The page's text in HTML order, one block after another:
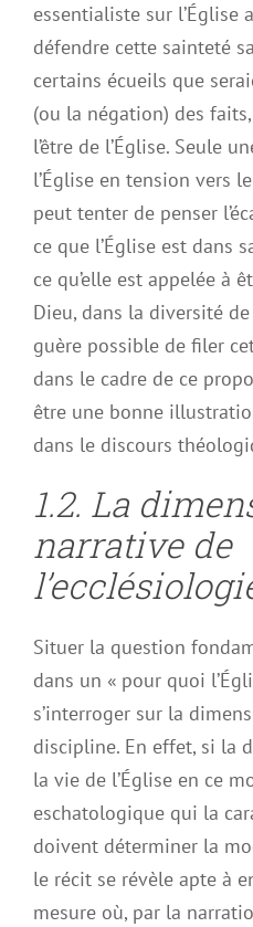
essentialiste sur l’Église
défendre cette sainteté
certains écueils que
(ou la négation) des
l’être de l’Église. Seule
l’Église en tension vers
peut tenter de penser
ce que l’Église est dans
ce qu’elle est appelée à
Dieu, dans la diversité de
guère possible de filer
dans le cadre de ce
être une bonne
dans le discours
1.2. La
narrative de
Situer la question
dans un « pour quoi
s’interroger sur la
discipline. En effet, si la
la vie de l’Église en ce
eschatologique qui la
doivent déterminer la
le récit se révèle apte à
mesure où, par la